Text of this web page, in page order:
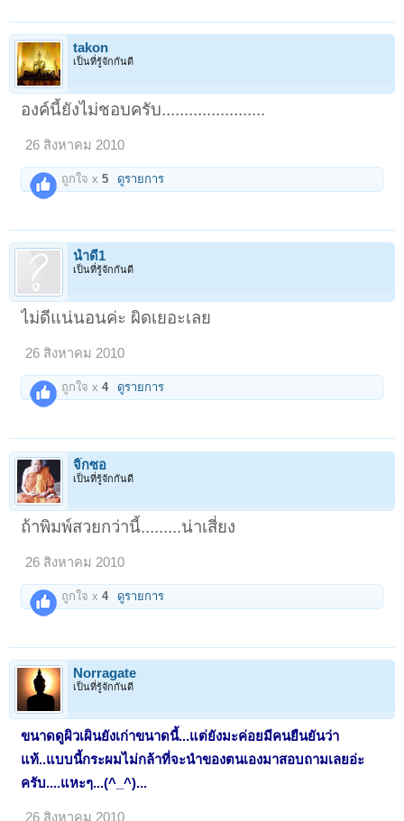
takon
เป็นที่รู้จักกันดี
องค์นี้ยังไม่ชอบครับ.......................
26 สิงหาคม 2010
ถูกใจ x5 ดูรายการ
น้ำดี1
เป็นที่รู้จักกันดี
ไม่ดีแน่นอนค่ะ ผิดเยอะเลย
26 สิงหาคม 2010
ถูกใจ x4 ดูรายการ
จิ๊กซอ
เป็นที่รู้จักกันดี
ถ้าพิมพ์สวยกว่านี้.........น่าเสี่ยง
26 สิงหาคม 2010
ถูกใจ x4 ดูรายการ
Norragate
เป็นที่รู้จักกันดี
ขนาดดูผิวเผินยังเก่าขนาดนี้...แต่ยังมะค่อยมีคนยืนยันว่า
แท้..แบบนี้กระผมไม่กล้าที่จะนำของตนเองมาสอบถามเลยอ่ะ
ครับ....แหะๆ...(^_^)...
26 สิงหาคม 2010